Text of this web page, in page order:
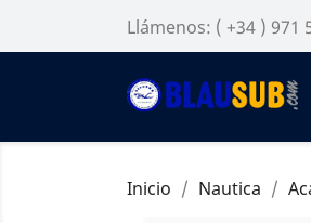
Llámenos: ( +34 ) 971
Inicio Nautica